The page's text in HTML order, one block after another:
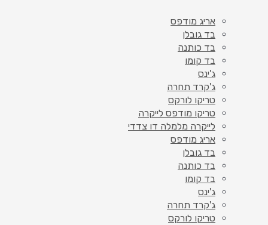
אריג מודפס
בד גובלן
בד כותנה
בד קומו
ג'ינס
ג'קרד תחרה
טריקו לורקס
טריקו מודפס לייקרה
לייקרה מלמלה דו צדדי
אריג מודפס
בד גובלן
בד כותנה
בד קומו
ג'ינס
ג'קרד תחרה
טריקו לורקס